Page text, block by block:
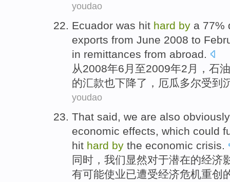
youdao
Ecuador was hit hard by a 77%
exports from June 2008 to
in remittances from abroad.
从2008年6月至2009年2 月， 石油
的汇款也下降了， 厄瓜多尔受到
youdao
That said, we are also obviously
economic effects which could
hit hard by the economic crisis
同时， 我们显然对于潜在的经济
有可能使业已遭受经济危机重创